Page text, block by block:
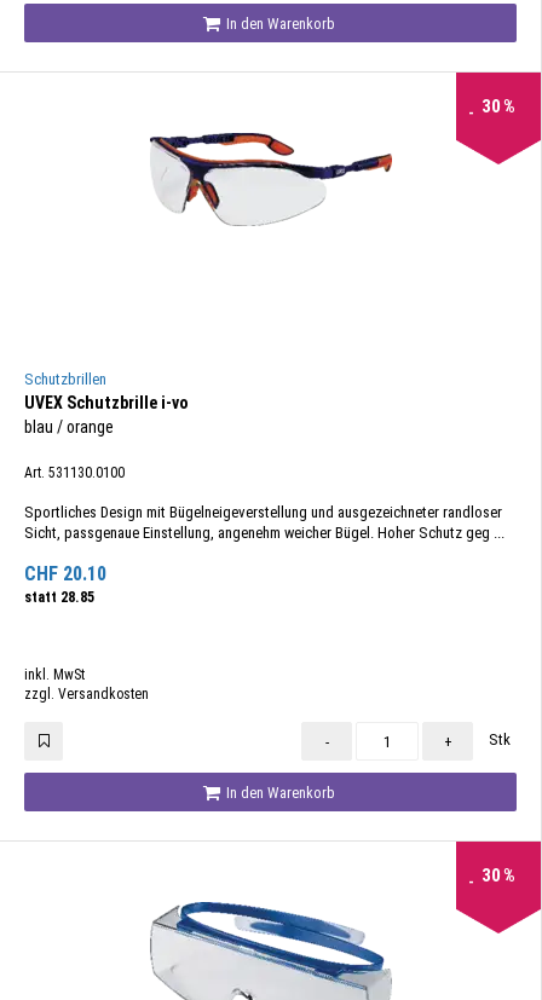
In den Warenkorb
30%
Schutzbrillen
UVEX Schutzbrille i-vo
blau / orange
Art. 531130.0100
Sportliches Design mit Bügelneigeverstellung und ausgezeichneter randloser
Sicht, passgenaue Einstellung, angenehm weicher Bügel. Hoher Schutz geg ...
CHF 20.10
statt 28.85
inkl. MwSt
zzgl. Versandkosten
- + Stk
In den Warenkorb
30%